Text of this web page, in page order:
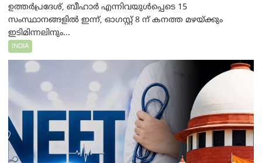
ഉത്തർപ്രദേശ്, ബീഹാർ എന്നിവയുൾപ്പെടെ 15
സംസ്ഥാനങ്ങളിൽ ഇന്ന്, ഓഗസ്റ്റ് 8 ന് കനത്ത മഴയ്ക്കും
ഇടിമിന്നലിനും...
INDIA